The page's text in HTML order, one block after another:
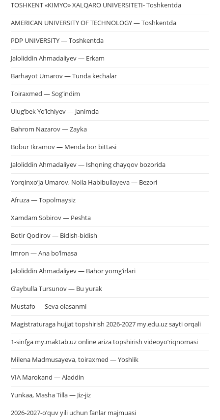
TOSHKENT «KIMYO» XALQARO UNIVERSITETI- Toshkentda
AMERICAN UNIVERSITY OF TECHNOLOGY — Toshkentda
PDP UNIVERSITY — Toshkentda
Jaloliddin Ahmadaliyev — Erkam
Barhayot Umarov — Tunda kechalar
Toiraxmed — Sog’indim
Ulug’bek Yo’lchiyev — Janimda
Bahrom Nazarov — Zayka
Bobur Ikramov — Menda bor bittasi
Jaloliddin Ahmadaliyev — Ishqning chayqov bozorida
Yorqinxo’ja Umarov, Noila Habibullayeva — Bezori
Afruza — Topolmaysiz
Xamdam Sobirov — Peshta
Botir Qodirov — Bidish-bidish
Imron — Ana bo’lmasa
Jaloliddin Ahmadaliyev — Bahor yomg’irlari
G’aybulla Tursunov — Bu yurak
Mustafo — Seva olasanmi
Magistraturaga hujjat topshirish 2026-2027 my.edu.uz sayti orqali
1-sinfga my.maktab.uz online ariza topshirish videoyo’riqnomasi
Milena Madmusayeva, toiraxmed — Yoshlik
VIA Marokand — Aladdin
Yunkaa, Masha Tilla — Jiz-jiz
2026-2027-o’quv yili uchun fanlar majmuasi